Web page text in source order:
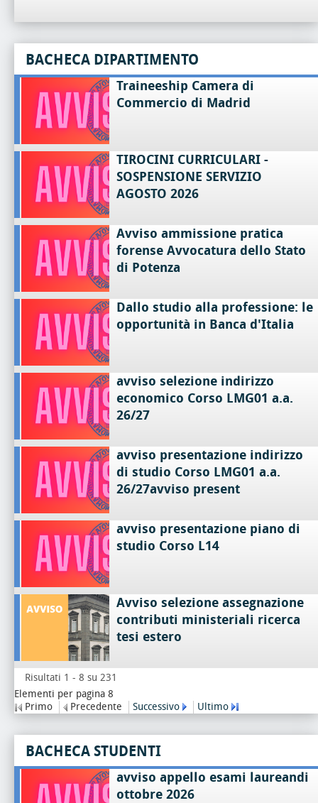
BACHECA DIPARTIMENTO
Traineeship Camera di
Commercio di Madrid
TIROCINI CURRICULARI -
SOSPENSIONE SERVIZIO
AGOSTO 2026
Avviso ammissione pratica
forense Avvocatura dello Stato
di Potenza
Dallo studio alla professione: le
opportunità in Banca d'Italia
avviso selezione indirizzo
economico Corso LMG01 a.a.
26/27
avviso presentazione indirizzo
di studio Corso LMG01 a.a.
26/27avviso present
avviso presentazione piano di
studio Corso L14
Avviso selezione assegnazione
contributi ministeriali ricerca
tesi estero
Risultati 1 - 8 su 231
Elementi per pagina 8
Primo
Precedente Successivo Ultimo
BACHECA STUDENTI
avviso appello esami laureandi
ottobre 2026